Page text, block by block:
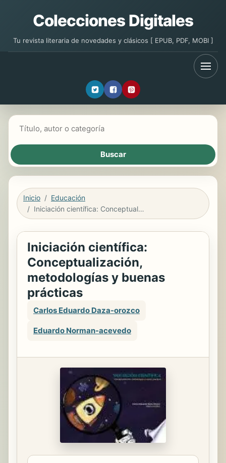
Colecciones Digitales
Tu revista literaria de novedades y clásicos [ EPUB, PDF, MOBI ]
Inicio
Educación
Iniciación científica: Conceptualización, metodologías y buenas prácticas
Iniciación científica:
Conceptualización,
metodologías y buenas
prácticas
Carlos Eduardo Daza-orozco
Eduardo Norman-acevedo